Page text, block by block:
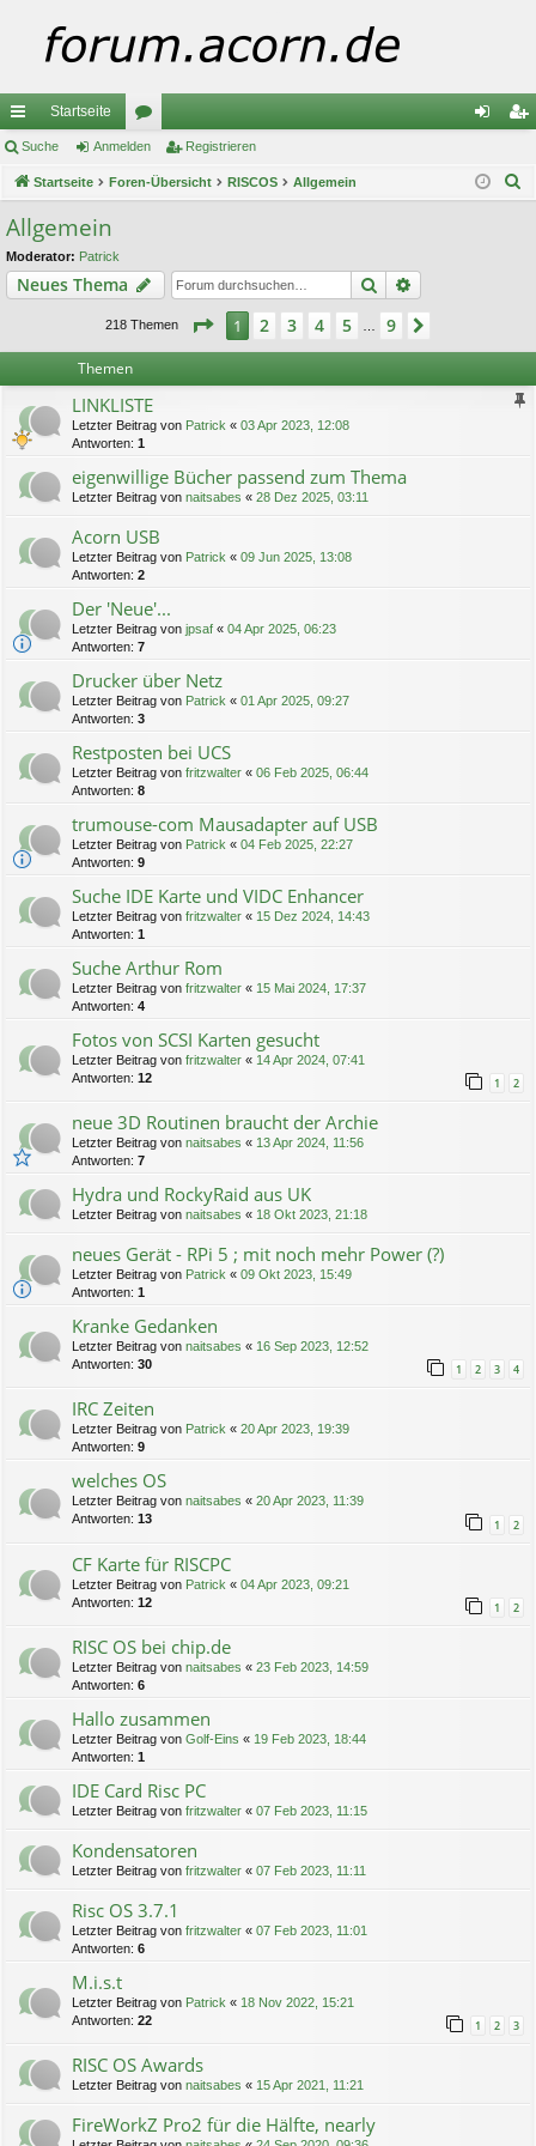
ch
ne
llz
ug
riff
Startseite
or
en m ist
Suche Anmelden Registrieren
Startseite Foren-Übersicht RISCOS Allgemein
Allgemein
Moderator: Patrick
Neues Thema Suche
218 Themen Seite 1 von 9
1 2 3 4 5 9
Themen
LINKLISTE
Letzter Beitrag von Patrick « 03 Apr 2023, 12:08
Antworten: 1
eigenwillige Bücher passend zum Thema
Letzter Beitrag von naitsabes « 28 Dez 2025, 03:11
Acorn USB
Letzter Beitrag von Patrick « 09 Jun 2025, 13:08
Antworten: 2
Der 'Neue'...
Letzter Beitrag von jpsaf « 04 Apr 2025, 06:23
Antworten: 7
Drucker über Netz
Letzter Beitrag von Patrick « 01 Apr 2025, 09:27
Antworten: 3
Restposten bei UCS
Letzter Beitrag von fritzwalter « 06 Feb 2025, 06:44
Antworten: 8
trumouse-com Mausadapter auf USB
Letzter Beitrag von Patrick « 04 Feb 2025, 22:27
Antworten: 9
Suche IDE Karte und VIDC Enhancer
Letzter Beitrag von fritzwalter « 15 Dez 2024, 14:43
Antworten: 1
Suche Arthur Rom
Letzter Beitrag von fritzwalter « 15 Mai 2024, 17:37
Antworten: 4
Fotos von SCSI Karten gesucht
Letzter Beitrag von fritzwalter « 14 Apr 2024, 07:41
Antworten: 12 1 2
neue 3D Routinen braucht der Archie
Letzter Beitrag von naitsabes « 13 Apr 2024, 11:56
Antworten: 7
Hydra und RockyRaid aus UK
Letzter Beitrag von naitsabes « 18 Okt 2023, 21:18
neues Gerät - RPi 5 ; mit noch mehr Power (?)
Letzter Beitrag von Patrick « 09 Okt 2023, 15:49
Antworten: 1
Kranke Gedanken
Letzter Beitrag von naitsabes « 16 Sep 2023, 12:52
Antworten: 30 1 2 3 4
IRC Zeiten
Letzter Beitrag von Patrick « 20 Apr 2023, 19:39
Antworten: 9
welches OS
Letzter Beitrag von naitsabes « 20 Apr 2023, 11:39
Antworten: 13 1 2
CF Karte für RISCPC
Letzter Beitrag von Patrick « 04 Apr 2023, 09:21
Antworten: 12 1 2
RISC OS bei chip.de
Letzter Beitrag von naitsabes « 23 Feb 2023, 14:59
Antworten: 6
Hallo zusammen
Letzter Beitrag von Golf-Eins « 19 Feb 2023, 18:44
Antworten: 1
IDE Card Risc PC
Letzter Beitrag von fritzwalter « 07 Feb 2023, 11:15
Kondensatoren
Letzter Beitrag von fritzwalter « 07 Feb 2023, 11:11
Risc OS 3.7.1
Letzter Beitrag von fritzwalter « 07 Feb 2023, 11:01
Antworten: 6
M.i.s.t
Letzter Beitrag von Patrick « 18 Nov 2022, 15:21
Antworten: 22 1 2 3
RISC OS Awards
Letzter Beitrag von naitsabes « 15 Apr 2021, 11:21
FireWorkZ Pro2 für die Hälfte, nearly